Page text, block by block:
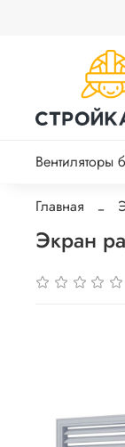
Вентиляторы
Главная
Экран